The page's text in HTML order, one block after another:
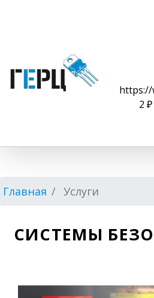
https://
2 ₽
Главная Услуги
СИСТЕМЫ